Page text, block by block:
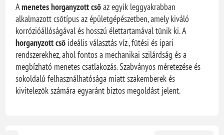
Amenetes horganyzott csőaz egyik leggyakrabban
alkalmazott csőtípus az épületgépészetben, amely kiváló
korrózióállóságával és hosszú élettartamával tűnik ki. A
horganyzott cső ideális választás víz-, fűtési és ipari
rendszerekhez, ahol fontos a mechanikai szilárdság és a
megbízható menetes csatlakozás. Szabványos méretezése és
sokoldalú felhasználhatósága miatt szakemberek és
kivitelezők számára egyaránt biztos megoldást jelent.